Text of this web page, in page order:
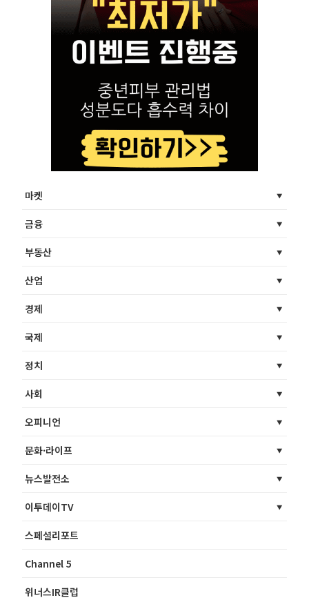
마켓
금융
부동산
산업
경제
국제
정치
사회
오피니언
문화·라이프
뉴스발전소
이투데이TV
스페셜리포트
Channel 5
위너스IR클럽